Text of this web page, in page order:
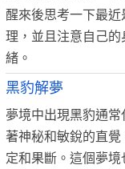
醒來後思考一下最
理，並且注意自己
緒。
黑豹解夢
夢境中出現黑豹通
著神秘和敏銳的直
定和果斷。這個夢